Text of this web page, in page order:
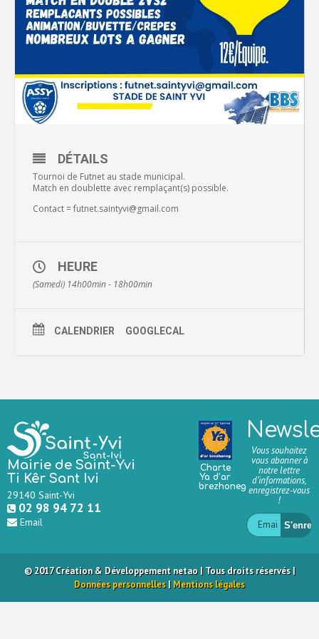
DÉTAILS
Tournoi de Futnet au stade municipal.
Match en doublette avec remplaçant(s) possible.
Contact = futnet.saintyvi@gmail.com
HEURE
(Samedi) 14h00min - 18h00min
CALENDRIER GOOGLECAL
Mairie de Saint-Yvi
Ti Kêr Sant Ivi
29140 Saint-Yvi
02 98 94 72 11
Email
Charte
Ya d’ar
brezhoneg
Vous souhaitez
vous abonner à
notre lettre
d’informations,
enregistrez-vous
!
© 2017 Création & Développement netao| Tous droits réservés |
Données personnelles| Mentions légales